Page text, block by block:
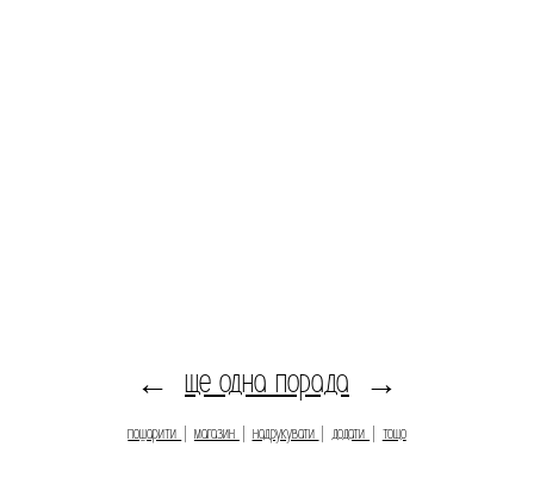
← ще одна порада →
пошарити магазин надрукувати додати тощо